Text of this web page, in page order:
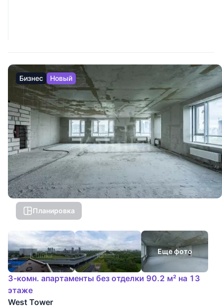
Бизнес Новый
Планировка
Еще фото
3-комн. апартаменты без отделки 90.2 м² на 13
этаже
West Tower